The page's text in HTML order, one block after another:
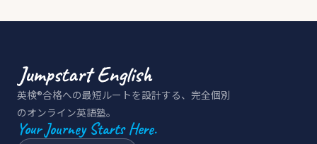
英検®合格への最短ルートを設計する、完全個別
のオンライン英語塾。
Your Journey Starts Here.